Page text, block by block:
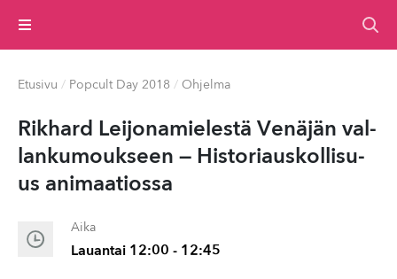
Valikko
Etusivu / Popcult Day 2018 / Ohjelma
Rikhard Lei­jon­amielestä Venäjän val­
lanku­mouk­seen — His­to­ri­auskol­lisu­
us an­i­maa­tios­sa
Aika
Lauantai 12:00 - 12:45